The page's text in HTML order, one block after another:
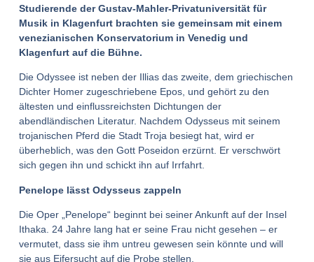
Studierende der Gustav-Mahler-Privatuniversität für
Musik in Klagenfurt brachten sie gemeinsam mit einem
venezianischen Konservatorium in Venedig und
Klagenfurt auf die Bühne.
Die Odyssee ist neben der Illias das zweite, dem griechischen
Dichter Homer zugeschriebene Epos, und gehört zu den
ältesten und einflussreichsten Dichtungen der
abendländischen Literatur. Nachdem Odysseus mit seinem
trojanischen Pferd die Stadt Troja besiegt hat, wird er
überheblich, was den Gott Poseidon erzürnt. Er verschwört
sich gegen ihn und schickt ihn auf Irrfahrt.
Penelope lässt Odysseus zappeln
Die Oper „Penelope“ beginnt bei seiner Ankunft auf der Insel
Ithaka. 24 Jahre lang hat er seine Frau nicht gesehen – er
vermutet, dass sie ihm untreu gewesen sein könnte und will
sie aus Eifersucht auf die Probe stellen.